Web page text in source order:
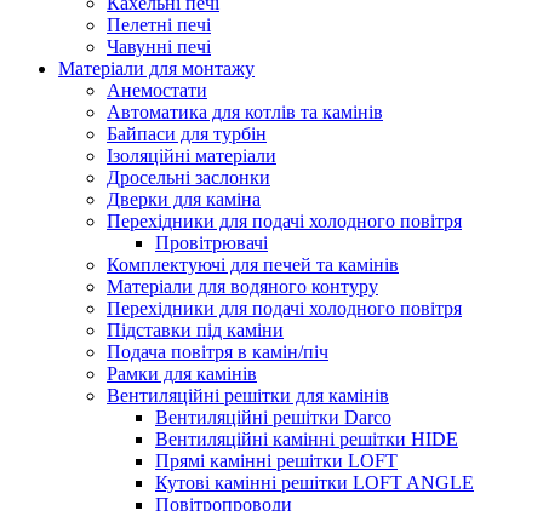
Пелетні печі
Чавунні печі
Матеріали для монтажу
Анемостати
Автоматика для котлів та камінів
Байпаси для турбін
Ізоляційні матеріали
Дросельні заслонки
Дверки для каміна
Перехідники для подачі холодного повітря
Провітрювачі
Комплектуючі для печей та камінів
Матеріали для водяного контуру
Перехідники для подачі холодного повітря
Підставки під каміни
Подача повітря в камін/піч
Рамки для камінів
Вентиляційні решітки для камінів
Вентиляційні решітки Darco
Вентиляційні камінні решітки HIDE
Прямі камінні решітки LOFT
Кутові камінні решітки LOFT ANGLE
Повітропроводи